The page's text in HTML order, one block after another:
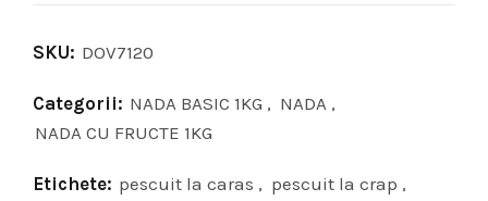
SKU: DOV7120
Categorii: NADA BASIC 1KG , NADA ,
NADA CU FRUCTE 1KG
Etichete: pescuit la caras , pescuit la crap ,